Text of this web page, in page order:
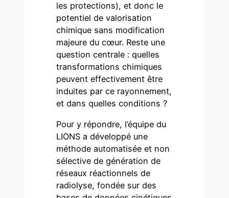
les protections), et donc le
potentiel de valorisation
chimique sans modification
majeure du cœur. Reste une
question centrale : quelles
transformations chimiques
peuvent effectivement être
induites par ce rayonnement,
et dans quelles conditions ?
Pour y répondre, l’équipe du
LIONS a développé une
méthode automatisée et non
sélective de génération de
réseaux réactionnels de
radiolyse, fondée sur des